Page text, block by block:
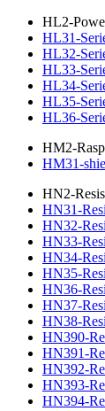
HL2-
HL31-
HL32-
HL33-
HL34-
HL35-
HL36-
HM2-
HM31-
HN2-
HN31-
HN32-
HN33-
HN34-
HN35-
HN36-
HN37-
HN38-
HN390-
HN391-
HN392-
HN393-
HN394-